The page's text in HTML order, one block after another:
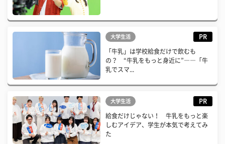
大学生活 PR
「牛乳」は学校給食だけで飲むも
の？ “牛乳をもっと身近に”――「牛
乳でスマ...
大学生活 PR
給食だけじゃない！ 牛乳をもっと楽
しむアイデア、学生が本気で考えてみ
た